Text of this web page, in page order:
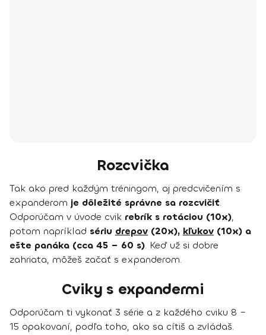
Rozcvička
Tak ako pred každým tréningom, aj predcvičením s
expanderom je dôležité správne sa rozcvičiť.
Odporúčam v úvode cvik rebrík s rotáciou (10x),
potom napríklad sériu drepov (20x), kľukov (10x) a
ešte panáka (cca 45 – 60 s). Keď už si dobre
zahriata, môžeš začať s expanderom.
Cviky s expandermi
Odporúčam ti vykonať 3 série a z každého cviku 8 –
15 opakovaní, podľa toho, ako sa cítiš a zvládaš.